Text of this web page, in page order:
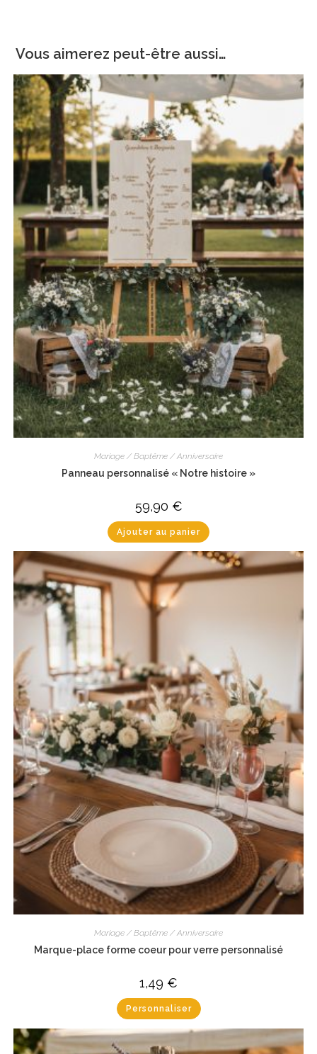
Vous aimerez peut-être aussi…
Mariage / Baptême / Anniversaire
Panneau personnalisé « Notre histoire »
59,90 €
Ajouter au panier
Mariage / Baptême / Anniversaire
Marque-place forme coeur pour verre personnalisé
1,49 €
Personnaliser